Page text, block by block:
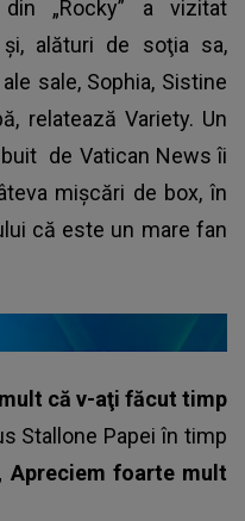
„Rocky” a vizitat
alături de soţia sa,
sale, Sophia, Sistine
relatează Variety. Un
de Vatican News îi
mişcări de box, în
că este un mare fan
că v-aţi făcut timp
Stallone Papei în timp
Apreciem foarte mult